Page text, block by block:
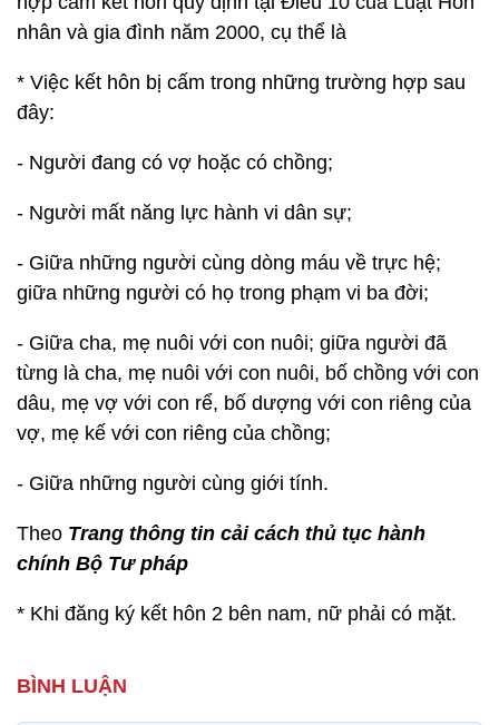
nhân và gia đình năm 2000, cụ thể là
* Việc kết hôn bị cấm trong những trường hợp sau
đây:
- Người đang có vợ hoặc có chồng;
- Người mất năng lực hành vi dân sự;
- Giữa những người cùng dòng máu về trực hệ;
giữa những người có họ trong phạm vi ba đời;
- Giữa cha, mẹ nuôi với con nuôi; giữa người đã
từng là cha, mẹ nuôi với con nuôi, bố chồng với con
dâu, mẹ vợ với con rể, bố dượng với con riêng của
vợ, mẹ kế với con riêng của chồng;
- Giữa những người cùng giới tính.
Theo Trang thông tin cải cách thủ tục hành
chính Bộ Tư pháp
* Khi đăng ký kết hôn 2 bên nam, nữ phải có mặt.